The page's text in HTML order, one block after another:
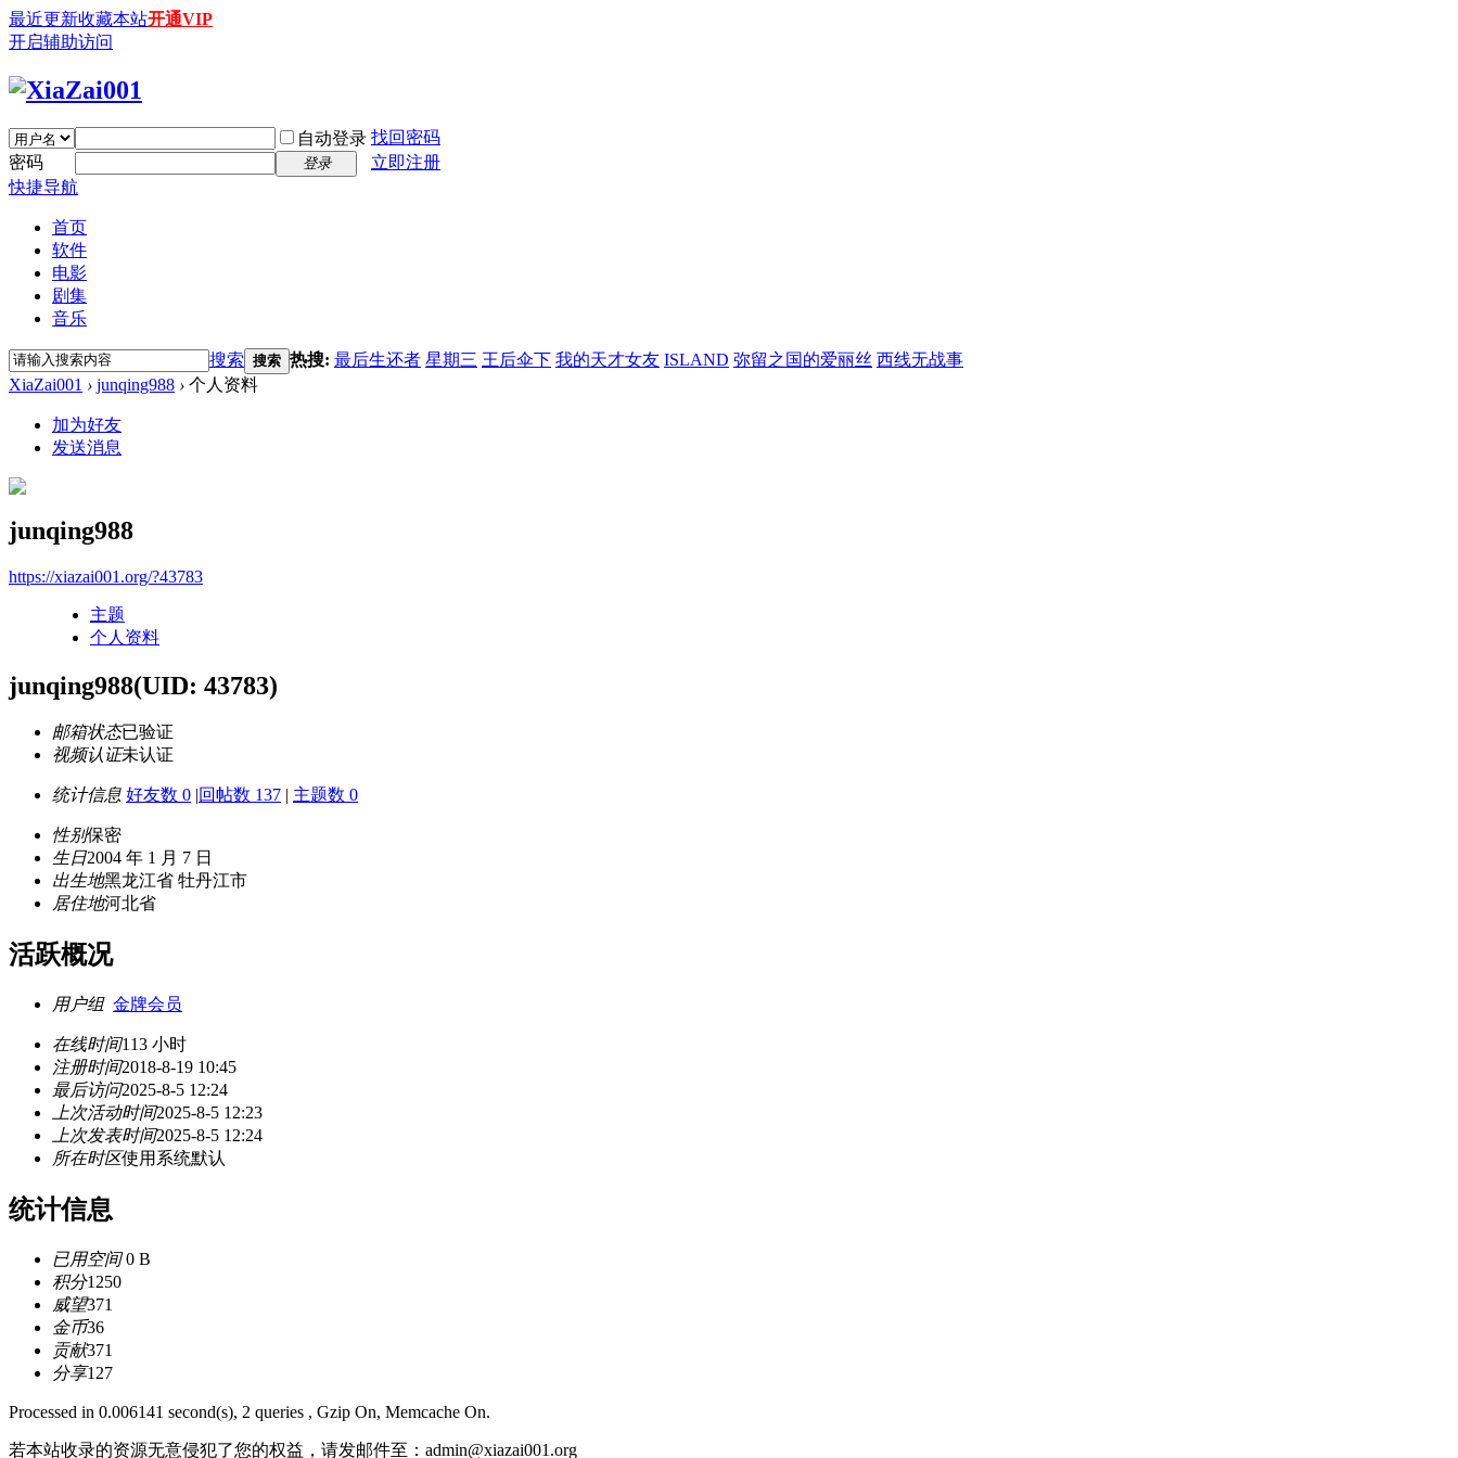
最近更新收藏本站开通VIP
开启辅助访问
自动登录 找回密码
密码
登录
立即注册
快捷导航
首页
软件
电影
剧集
音乐
搜索 搜索 热搜: 最后生还者 星期三 王后伞下 我的天才女友 ISLAND 弥留之国的爱丽丝 西线无战事
XiaZai001 › junqing988 › 个人资料
加为好友
发送消息
junqing988
https://xiazai001.org/?43783
主题
个人资料
junqing988(UID: 43783)
邮箱状态已验证
视频认证未认证
统计信息 好友数 0 |回帖数 137 | 主题数 0
性别保密
生日2004 年 1 月 7 日
出生地黑龙江省 牡丹江市
居住地河北省
活跃概况
用户组 金牌会员
在线时间113 小时
注册时间2018-8-19 10:45
最后访问2025-8-5 12:24
上次活动时间2025-8-5 12:23
上次发表时间2025-8-5 12:24
所在时区使用系统默认
统计信息
已用空间0 B
积分1250
威望371
金币36
贡献371
分享127
Processed in 0.006141 second(s), 2 queries , Gzip On, Memcache On.
若本站收录的资源无意侵犯了您的权益，请发邮件至： admin@xiazai001.org